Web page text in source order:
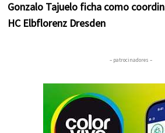
Gonzalo Tajuelo ficha como
HC Elbflorenz Dresden
– patrocinadores –